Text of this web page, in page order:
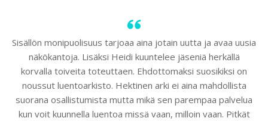
Sisällön monipuolisuus tarjoaa aina jotain uutta ja avaa uusia
näkökantoja. Lisäksi Heidi kuuntelee jäseniä herkällä
korvalla toiveita toteuttaen. Ehdottomaksi suosikiksi on
noussut luentoarkisto. Hektinen arki ei aina mahdollista
suorana osallistumista mutta mikä sen parempaa palvelua
kun voit kuunnella luentoa missä vaan, milloin vaan. Pitkät